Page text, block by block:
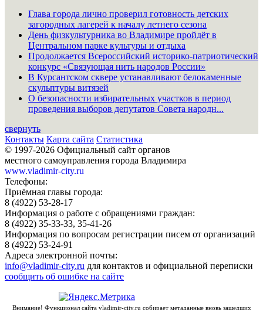
Глава города лично проверил готовность детских
загородных лагерей к началу летнего сезона
День физкультурника во Владимире пройдёт в
Центральном парке культуры и отдыха
Продолжается Всероссийский историко-патриотический
конкурс «Связующая нить народов России»
В Курсантском сквере устанавливают белокаменные
скульптуры витязей
О безопасности избирательных участков в период
проведения выборов депутатов Совета народн...
свернуть
Контакты Карта сайта Статистика
© 1997-2026 Официальный сайт органов
местного самоуправления города Владимира
www.vladimir-city.ru
Телефоны:
Приёмная главы города:
8 (4922) 53-28-17
Информация о работе с обращениями граждан:
8 (4922) 35-33-33, 35-41-26
Информация по вопросам регистрации писем от организаций
8 (4922) 53-24-91
Адреса электронной почты:
info@vladimir-city.ru для контактов и официальной переписки
сообщить об ошибке на сайте
Внимание! Функционал сайта vladimir-city.ru собирает метаданные вновь зашедших